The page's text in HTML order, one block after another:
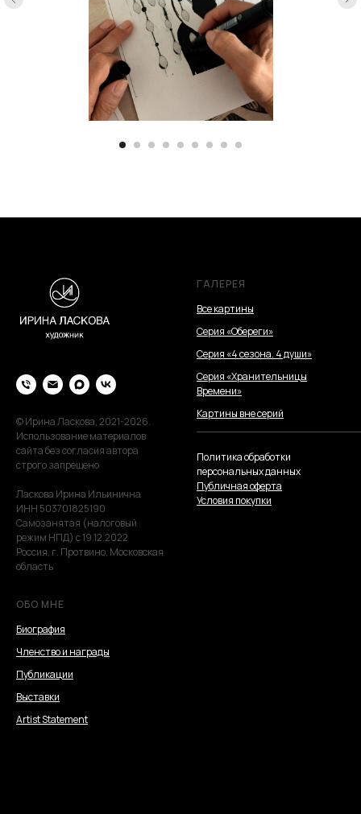
© Ирина Ласкова, 2021-2026.
Использование материалов
сайта без согласия автора
строго запрещено
Ласкова Ирина Ильинична
ИНН 503701825190
Самозанятая (налоговый
режим НПД) с 19.12.2022
Россия, г. Протвино, Московская
область
ГАЛЕРЕЯ
Все картины
Серия «Обереги»
Серия «4 сезона. 4 души»
Серия «Хранительницы
Времени»
Картины вне серий
Политика обработки
персональных данных
Публичная оферта
Условия покупки
ОБО МНЕ
Биография
Членство и награды
Публикации
Выставки
Artist Statement